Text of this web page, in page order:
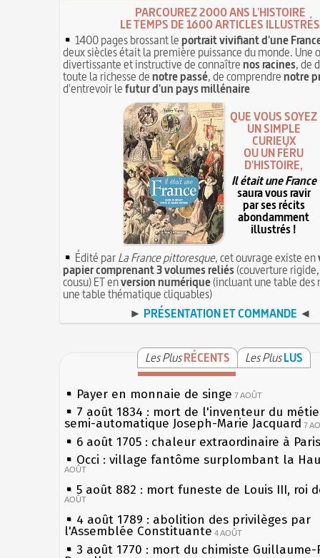
PARCOUREZ 2000 ANS L'HISTOIRE
LE TEMPS DE 1600 ARTICLES ILLUSTRÉS
1400 pages brossant leportrait vivifiant d'une
deux siècles était la première puissance du monde. Une
divertissante et instructive de connaîtrenos racines, de
toute la richesse denotre passé, de comprendrenotre
d'entrevoir lefutur d'un pays millénaire
QUE VOUS SOYEZ
UN SIMPLE
CURIEUX
OU UN FÉRU
D'HISTOIRE,
Il était une France
saura vous ravir
par ses récits
abondamment
illustrés !
Édité parLa France pittoresque, cet ouvrage existe en
papier comprenant 3 volumes reliés(couverture
cousu) ET enversion numérique(incluant une table des
une table thématique cliquables)
► PRÉSENTATION ET COMMANDE ◄
Les PlusRÉCENTS Les PlusLUS
Payer en monnaie de singe 7 AOÛT
7 août 1834 : mort de l'inventeur du
semi-automatique Joseph-Marie Jacquard 7
6 août 1705 : chaleur extraordinaire à Paris
Occi : village fantôme surplombant la
AOÛT
5 août 882 : mort funeste de Louis III, roi
AOÛT
4 août 1789 : abolition des privilèges par
l'Assemblée Constituante 4 AOÛT
3 août 1770 : mort du chimiste Guillaume-